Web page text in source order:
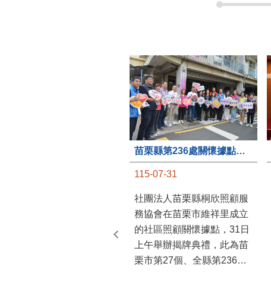
苗栗縣第236處關懷據點在苗栗市維祥里揭牌
115-07-31
社團法人苗栗縣桐欣照顧服
務協會在苗栗市維祥里成立
的社區照顧關懷據點，31日
上午舉辦揭牌典禮，此為苗
栗市第27個、全縣第236處